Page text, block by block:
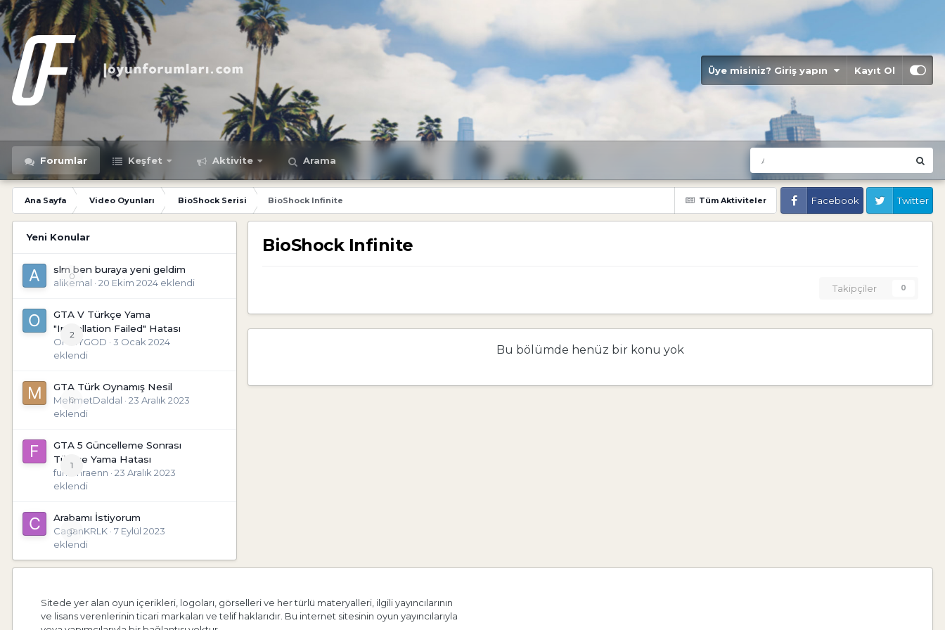
Üye misiniz? Giriş yapın Kayıt Ol
Forumlar Keşfet Aktivite Arama
Tüm Aktiviteler
Ana Sayfa Video Oyunları BioShock Serisi BioShock Infinite Facebook Twitter
Yeni Konular
0
slm ben buraya yeni geldim
alikemal · 20 Ekim 2024 eklendi
2
GTA V Türkçe Yama
"Installation Failed" Hatası
OHMYGOD · 3 Ocak 2024
eklendi
0
GTA Türk Oynamış Nesil
MehmetDaldal · 23 Aralık 2023
eklendi
1
GTA 5 Güncelleme Sonrası
Türkçe Yama Hatası
furkanraenn · 23 Aralık 2023
eklendi
0
Arabamı İstiyorum
CaganKRLK · 7 Eylül 2023
eklendi
BioShock Infinite
Takipçiler 0
Bu bölümde henüz bir konu yok
Sitede yer alan oyun içerikleri, logoları, görselleri ve her türlü materyalleri, ilgili yayıncılarının
ve lisans verenlerinin ticari markaları ve telif haklarıdır. Bu internet sitesinin oyun yayıncılarıyla